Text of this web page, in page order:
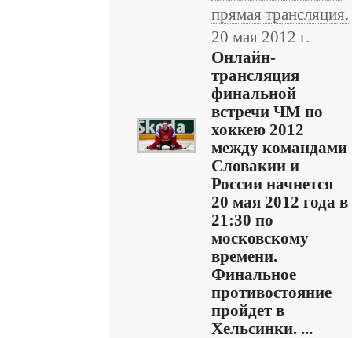
прямая трансляция.
20 мая 2012 г.
Онлайн-
трансляция
финальной
встречи ЧМ по
хоккею 2012
между командами
Словакии и
России начнется
20 мая 2012 года в
21:30 по
московскому
времени.
Финальное
противостояние
пройдет в
Хельсинки. ...